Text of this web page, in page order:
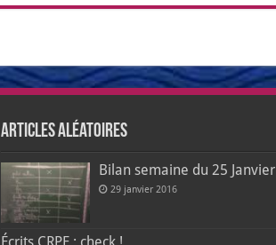
Articles aléatoires
Bilan semaine du 25 Janvier
29 janvier 2016